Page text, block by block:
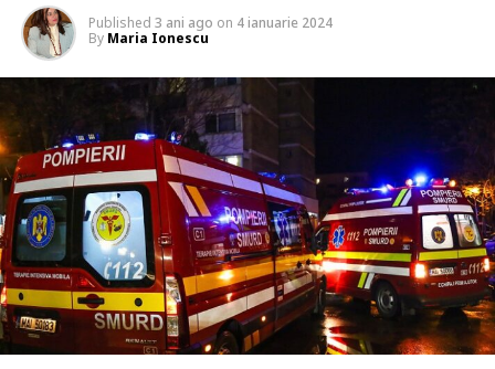
Published 3 ani ago on 4 ianuarie 2024
By Maria Ionescu